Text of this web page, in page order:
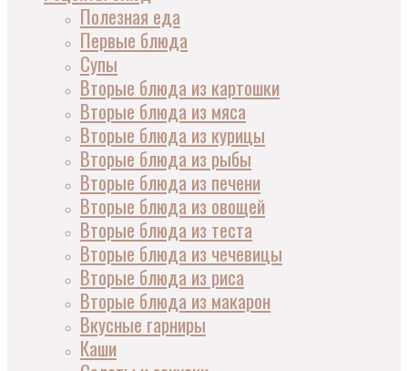
Полезная еда
Первые блюда
Супы
Вторые блюда из картошки
Вторые блюда из мяса
Вторые блюда из курицы
Вторые блюда из рыбы
Вторые блюда из печени
Вторые блюда из овощей
Вторые блюда из теста
Вторые блюда из чечевицы
Вторые блюда из риса
Вторые блюда из макарон
Вкусные гарниры
Каши